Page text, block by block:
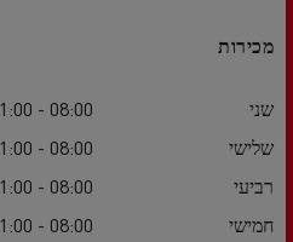
מכירות
שני
08:00 - 11:00 / 11:30 - 16:00
שלישי
08:00 - 11:00 / 11:30 - 16:00
רביעי
08:00 - 11:00 / 11:30 - 16:00
חמישי
08:00 - 11:00 / 11:30 - 16:00